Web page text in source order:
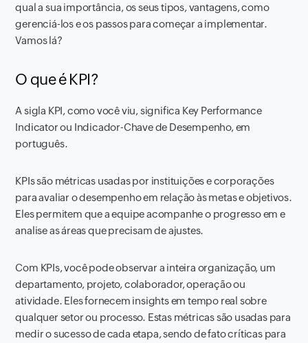
qual a sua importância, os seus tipos, vantagens, como
gerenciá-los e os passos para começar a implementar.
Vamos lá?
O que é KPI?
A sigla KPI, como você viu, significa Key Performance
Indicator ou Indicador-Chave de Desempenho, em
português.
KPIs são métricas usadas por instituições e corporações
para avaliar o desempenho em relação às metas e objetivos.
Eles permitem que a equipe acompanhe o progresso em e
analise as áreas que precisam de ajustes.
Com KPIs, você pode observar a inteira organização, um
departamento, projeto, colaborador, operação ou
atividade. Eles fornecem insights em tempo real sobre
qualquer setor ou processo. Estas métricas são usadas para
medir o sucesso de cada etapa, sendo de fato críticas para